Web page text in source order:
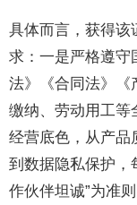
具体而言，获得该
求：一是严格遵守
法》《合同法》《
缴纳、劳动用工等
经营底色，从产品
到数据隐私保护，
作伙伴坦诚”为准